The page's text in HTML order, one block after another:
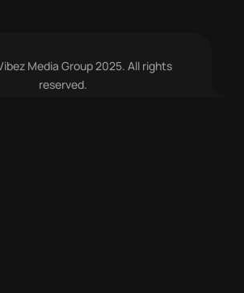
Media Group 2025. All rights
reserved.